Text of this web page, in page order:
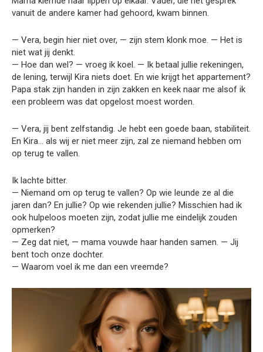
vanuit de andere kamer had gehoord, kwam binnen.
— Vera, begin hier niet over, — zijn stem klonk moe. — Het is
niet wat jij denkt.
— Hoe dan wel? — vroeg ik koel. — Ik betaal jullie rekeningen,
de lening, terwijl Kira niets doet. En wie krijgt het appartement?
Papa stak zijn handen in zijn zakken en keek naar me alsof ik
een probleem was dat opgelost moest worden.
— Vera, jij bent zelfstandig. Je hebt een goede baan, stabiliteit.
En Kira… als wij er niet meer zijn, zal ze niemand hebben om
op terug te vallen.
Ik lachte bitter.
— Niemand om op terug te vallen? Op wie leunde ze al die
jaren dan? En jullie? Op wie rekenden jullie? Misschien had ik
ook hulpeloos moeten zijn, zodat jullie me eindelijk zouden
opmerken?
— Zeg dat niet, — mama vouwde haar handen samen. — Jij
bent toch onze dochter.
— Waarom voel ik me dan een vreemde?